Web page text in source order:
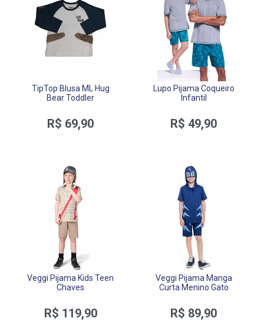
TipTop Blusa ML Hug
Bear Toddler
R$ 69,90
Lupo Pijama Coqueiro
Infantil
R$ 49,90
Veggi Pijama Kids Teen
Chaves
R$ 119,90
Veggi Pijama Manga
Curta Menino Gato
R$ 89,90